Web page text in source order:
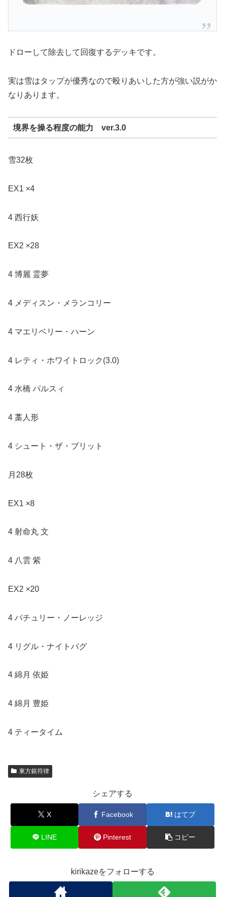
ドローして除去して回復するデッキです。
実は雪はタップが優秀なので殴りあいした方が強い説がか
なりあります。
境界を操る程度の能力 ver.3.0
雪32枚
EX1 ×4
4 西行妖
EX2 ×28
4 博麗 霊夢
4 メディスン・メランコリー
4 マエリベリー・ハーン
4 レティ・ホワイトロック(3.0)
4 水橋 パルスィ
4 藁人形
4 シュート・ザ・ブリット
月28枚
EX1 ×8
4 射命丸 文
4 八雲 紫
EX2 ×20
4 パチュリー・ノーレッジ
4 リグル・ナイトバグ
4 綿月 依姫
4 綿月 豊姫
4 ティータイム
東方銀符律
シェアする
X Facebook はてブ
LINE Pinterest コピー
kirikazeをフォローする